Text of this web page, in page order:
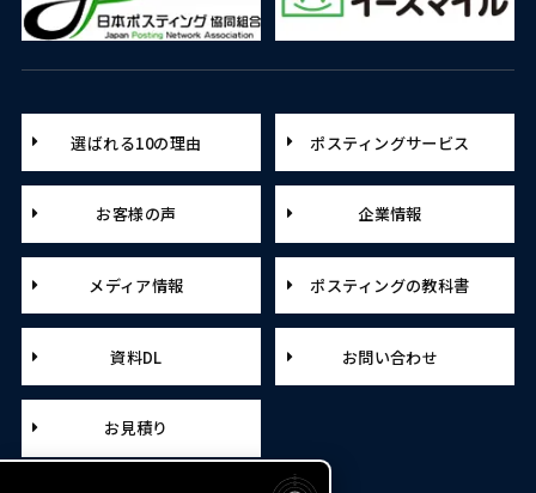
選ばれる10の理由 ポスティングサービス
お客様の声 企業情報
メディア情報 ポスティングの教科書
資料DL お問い合わせ
お見積り